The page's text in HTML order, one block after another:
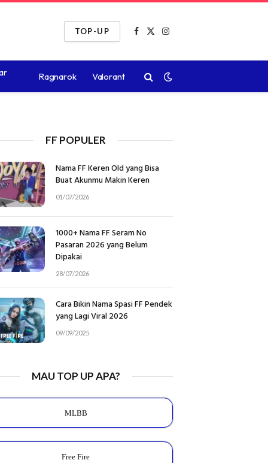
TOP-UP
Facebook
X
Instagram
Ragnarok Valorant
FF POPULER
Nama FF Keren Old yang Bisa
Buat Akunmu Makin Keren
01/07/2026
1000+ Nama FF Seram No
Pasaran 2026 yang Belum
Dipakai
28/07/2026
Cara Bikin Nama Spasi FF Pendek
yang Lagi Viral 2026
09/09/2025
MAU TOP UP APA?
MLBB
Free Fire